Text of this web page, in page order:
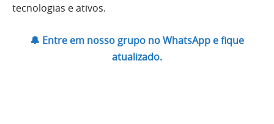
tecnologias e ativos.
🔔 Entre em nosso grupo no WhatsApp e fique
atualizado.